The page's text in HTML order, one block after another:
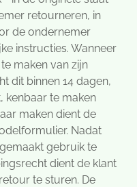
retourneren, in
de ondernemer
instructies. Wanneer
maken van zijn
dit binnen 14 dagen,
kenbaar te maken
maken dient de
Nadat
gebruik te
dient de klant
te sturen. De